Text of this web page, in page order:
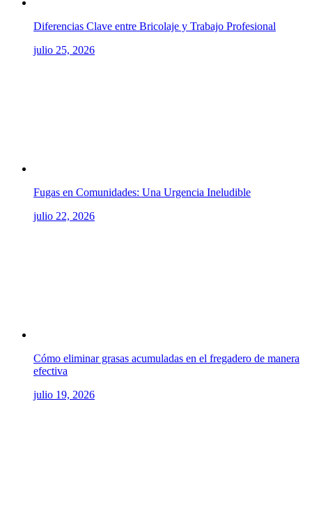
Diferencias Clave entre Bricolaje y Trabajo Profesional
julio 25, 2026
Fugas en Comunidades: Una Urgencia Ineludible
julio 22, 2026
Cómo eliminar grasas acumuladas en el fregadero de manera
efectiva
julio 19, 2026